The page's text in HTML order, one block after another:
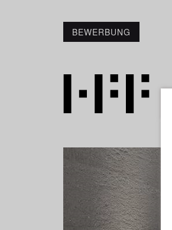
BEWERBUNG